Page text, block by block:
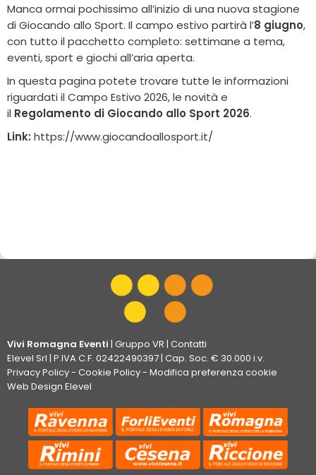
Manca ormai pochissimo all’inizio di una nuova stagione
di Giocando allo Sport. Il campo estivo partirà l’8 giugno,
con tutto il pacchetto completo: settimane a tema,
eventi, sport e giochi all’aria aperta.
In questa pagina potete trovare tutte le informazioni
riguardati il Campo Estivo 2026, le novità e
il Regolamento di Giocando allo Sport 2026.
Link: https://www.giocandoallosport.it/
VEDI TUTTI GLI EVENTI IN CITTÀ
Vivi Romagna Eventi | Gruppo VR | Contatti
Elevel Srl | P.IVA C.F. 02422490397 | Cap. Soc. € 30.000 i.v.
Privacy Policy- Cookie Policy- Modifica preferenza cookie
Web Design Elevel